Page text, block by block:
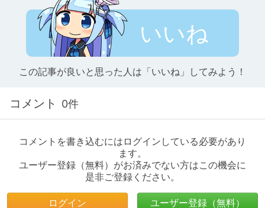
いいね
この記事が良いと思った人は「いいね」してみよう！
コメント 0件
コメントを書き込むにはログインしている必要があり
ます。
ユーザー登録（無料）がお済みでない方はこの機会に
是非ご登録ください。
ログイン ユーザー登録（無料）